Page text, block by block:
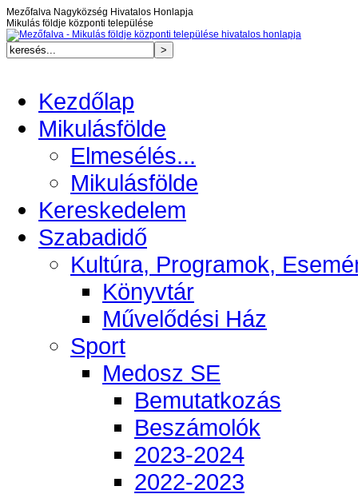
Mezőfalva Nagyközség Hivatalos Honlapja
Mikulás földje központi települése
Kezdőlap
Mikulásfölde
Elmesélés...
Mikulásfölde
Kereskedelem
Szabadidő
Kultúra, Programok,
Könyvtár
Művelődési Ház
Sport
Medosz SE
Bemutatkozás
Beszámolók
2023-2024
2022-2023